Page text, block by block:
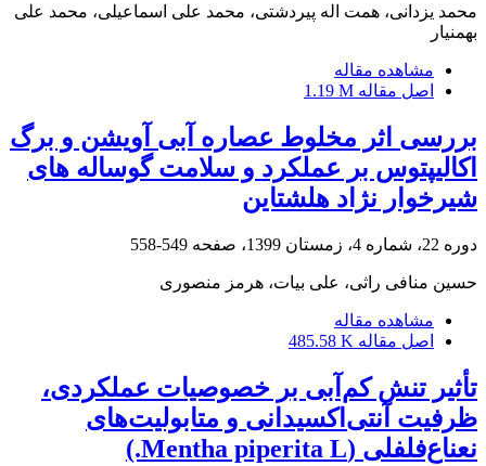
محمد یزدانی، همت اله پیردشتی، محمد علی اسماعیلی، محمد علی
بهمنیار
مشاهده مقاله
اصل مقاله 1.19 M
بررسی اثر مخلوط عصاره آبی آویشن و برگ
اکالیپتوس بر عملکرد و سلامت گوساله های
شیرخوار نژاد هلشتاین
دوره 22، شماره 4، زمستان 1399، صفحه 549-558
حسین منافی راثی، علی بیات، هرمز منصوری
مشاهده مقاله
اصل مقاله 485.58 K
تأثیر تنش کم‌آبی بر خصوصیات عملکردی،
ظرفیت آنتی‌اکسیدانی و متابولیت‌های
نعناع‌فلفلی (Mentha piperita L.)